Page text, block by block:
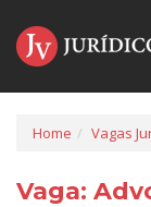
Home Vagas
Vaga: